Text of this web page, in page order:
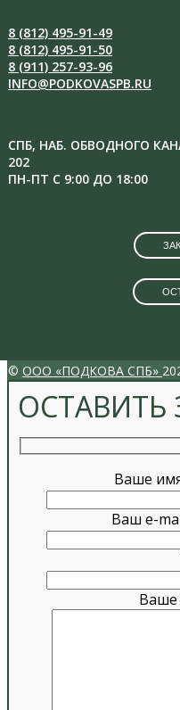
8 (812) 495-91-49
8 (812) 495-91-50
8 (911) 257-93-96
INFO@PODKOVASPB.RU
СПБ, НАБ. ОБВОДНОГО
202
ПН-ПТ С 9:00 ДО 18:00
© ООО «ПОДКОВА СПБ»
ОСТАВИТЬ
Ваше
Ваш e-
Ваше